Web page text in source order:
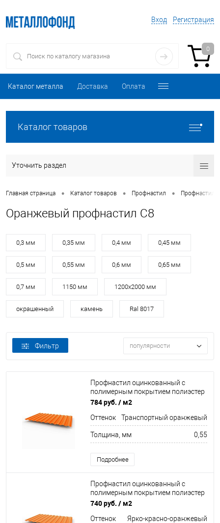
Вход Регистрация
0
Каталог металла Доставка Оплата
Каталог товаров
Уточнить раздел
Главная страница • Каталог товаров • Профнастил • Профнастил
Оранжевый профнастил С8
0,3 мм 0,35 мм 0,4 мм 0,45 мм
0,5 мм 0,55 мм 0,6 мм 0,65 мм
0,7 мм 1150 мм 1200х2000 мм
окрашенный камень Ral 8017
Фильтр популярности
Профнастил оцинкованный с
полимерным покрытием полиэстер
С8 buildstor 0,55х1180мм RAL 2009
784 руб. / м2
Оттенок Транспортный оранжевый
Толщина, мм 0,55
Подробнее
Профнастил оцинкованный с
полимерным покрытием полиэстер
С8 buildstor 0,5х1180мм RAL 2008
740 руб. / м2
Оттенок Ярко-красно-оранжевый